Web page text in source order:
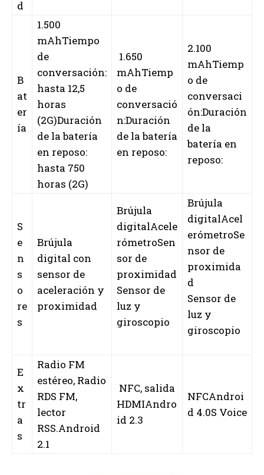
d
B
at
er
ía
1.500
mAhTiempo
de
conversación:
hasta 12,5
horas
(2G)Duración
de la batería
en reposo:
hasta 750
horas (2G)
1.650
mAhTiemp
o de
conversació
n:Duración
de la batería
en reposo:
2.100
mAhTiemp
o de
conversaci
ón:Duración
de la
batería en
reposo:
S
e
n
s
o
re
s
Brújula
digital con
sensor de
aceleración y
proximidad
Brújula
digitalAcele
rómetroSen
sor de
proximidad
Sensor de
luz y
giroscopio
Brújula
digitalAcel
erómetroSe
nsor de
proximida
d
Sensor de
luz y
giroscopio
E
x
tr
a
s
Radio FM
estéreo, Radio
RDS FM,
lector
RSS.Android
2.1
NFC, salida
HDMIAndro
id 2.3
NFCAndroi
d 4.0S Voice